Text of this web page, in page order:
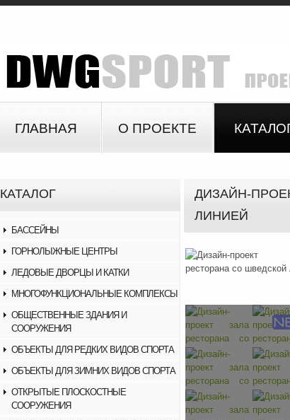
ГЛАВНАЯ О ПРОЕКТЕ
КАТАЛОГ
БАССЕЙНЫ
ГОРНОЛЫЖНЫЕ ЦЕНТРЫ
ЛЕДОВЫЕ ДВОРЦЫ И КАТКИ
МНОГОФУНКЦИОНАЛЬНЫЕ КОМПЛЕКСЫ
ОБЩЕСТВЕННЫЕ ЗДАНИЯ И
СООРУЖЕНИЯ
ОБЪЕКТЫ ДЛЯ РЕДКИХ ВИДОВ СПОРТА
ОБЪЕКТЫ ДЛЯ ЗИМНИХ ВИДОВ СПОРТА
ОТКРЫТЫЕ ПЛОСКОСТНЫЕ
СООРУЖЕНИЯ
ДИЗАЙН-
ЛИНИЕЙ